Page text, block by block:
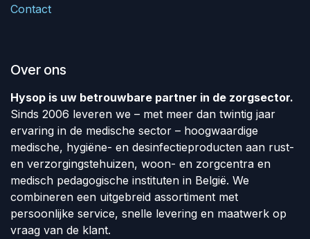
Contact
Over ons
Hysop is uw betrouwbare partner in de zorgsector.
Sinds 2006 leveren we – met meer dan twintig jaar
ervaring in de medische sector – hoogwaardige
medische, hygiëne- en desinfectieproducten aan rust-
en verzorgingstehuizen, woon- en zorgcentra en
medisch pedagogische instituten in België. We
combineren een uitgebreid assortiment met
persoonlijke service, snelle levering en maatwerk op
vraag van de klant.